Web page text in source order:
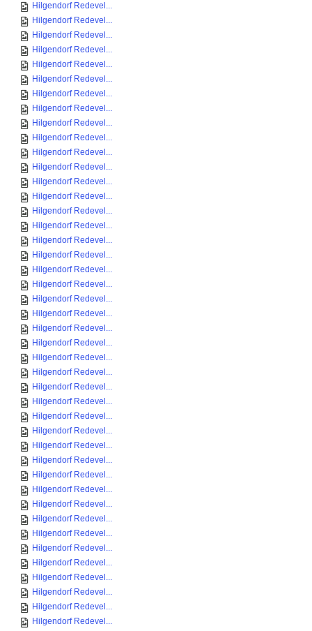
Hilgendorf Redevel...
Hilgendorf Redevel...
Hilgendorf Redevel...
Hilgendorf Redevel...
Hilgendorf Redevel...
Hilgendorf Redevel...
Hilgendorf Redevel...
Hilgendorf Redevel...
Hilgendorf Redevel...
Hilgendorf Redevel...
Hilgendorf Redevel...
Hilgendorf Redevel...
Hilgendorf Redevel...
Hilgendorf Redevel...
Hilgendorf Redevel...
Hilgendorf Redevel...
Hilgendorf Redevel...
Hilgendorf Redevel...
Hilgendorf Redevel...
Hilgendorf Redevel...
Hilgendorf Redevel...
Hilgendorf Redevel...
Hilgendorf Redevel...
Hilgendorf Redevel...
Hilgendorf Redevel...
Hilgendorf Redevel...
Hilgendorf Redevel...
Hilgendorf Redevel...
Hilgendorf Redevel...
Hilgendorf Redevel...
Hilgendorf Redevel...
Hilgendorf Redevel...
Hilgendorf Redevel...
Hilgendorf Redevel...
Hilgendorf Redevel...
Hilgendorf Redevel...
Hilgendorf Redevel...
Hilgendorf Redevel...
Hilgendorf Redevel...
Hilgendorf Redevel...
Hilgendorf Redevel...
Hilgendorf Redevel...
Hilgendorf Redevel...